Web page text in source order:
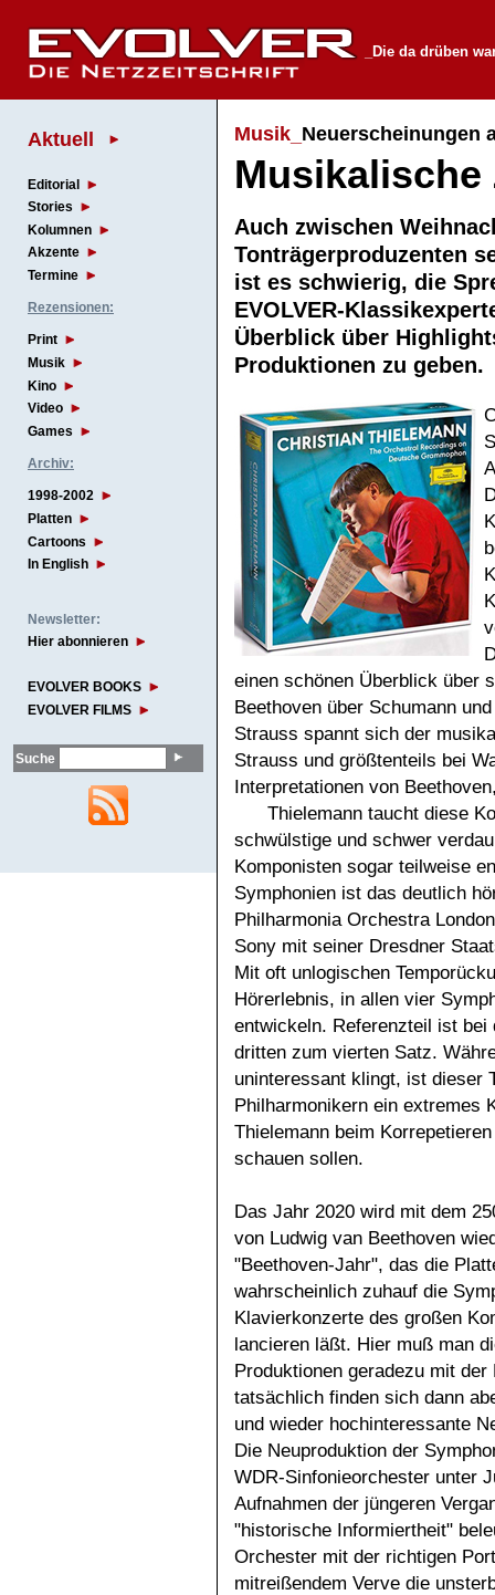
_Die da drüben
Aktuell
Editorial
Stories
Kolumnen
Akzente
Termine
Rezensionen:
Print
Musik
Kino
Video
Games
Archiv:
1998-2002
Platten
Cartoons
In English
Newsletter:
Hier abonnieren
EVOLVER BOOKS
EVOLVER FILMS
Suche
Musik_ Neuerscheinungen
Auch zwischen
Tonträgerproduzenten
ist es schwierig, die
EVOLVER-
Überblick über
Produktionen zu
einen schönen Überblick über
Beethoven über Schumann
Strauss spannt sich der
Strauss und größtenteils bei
Interpretationen von
Thielemann taucht diese
schwülstige und schwer
Komponisten sogar teilweise
Symphonien ist das deutlich
Philharmonia Orchestra
Sony mit seiner Dresdner
Mit oft unlogischen
Hörerlebnis, in allen vier
entwickeln. Referenzteil ist bei
dritten zum vierten Satz.
uninteressant klingt, ist dieser
Philharmonikern ein extremes
Thielemann beim
schauen sollen.
Das Jahr 2020 wird mit dem
von Ludwig van Beethoven
"Beethoven-Jahr", das die
wahrscheinlich zuhauf die
Klavierkonzerte des großen
lancieren läßt. Hier muß man
Produktionen geradezu mit der
tatsächlich finden sich dann
und wieder hochinteressante
Die Neuproduktion der
WDR-Sinfonieorchester unter
Aufnahmen der jüngeren
"historische Informiertheit"
Orchester mit der richtigen
mitreißendem Verve die